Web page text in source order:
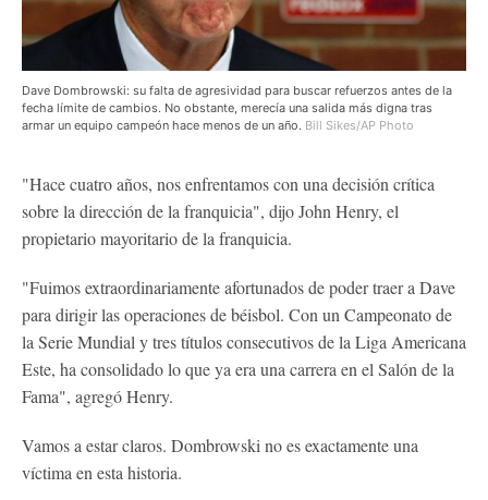
Dave Dombrowski: su falta de agresividad para buscar refuerzos antes de la
fecha límite de cambios. No obstante, merecía una salida más digna tras
armar un equipo campeón hace menos de un año. Bill Sikes/AP Photo
"Hace cuatro años, nos enfrentamos con una decisión crítica
sobre la dirección de la franquicia", dijo John Henry, el
propietario mayoritario de la franquicia.
"Fuimos extraordinariamente afortunados de poder traer a Dave
para dirigir las operaciones de béisbol. Con un Campeonato de
la Serie Mundial y tres títulos consecutivos de la Liga Americana
Este, ha consolidado lo que ya era una carrera en el Salón de la
Fama", agregó Henry.
Vamos a estar claros. Dombrowski no es exactamente una
víctima en esta historia.